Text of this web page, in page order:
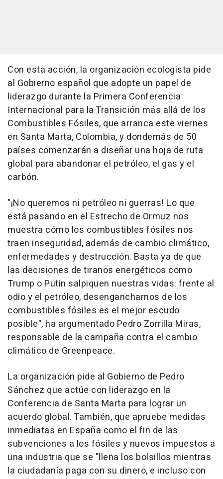
Con esta acción, la organización ecologista pide
al Gobierno español que adopte un papel de
liderazgo durante la Primera Conferencia
Internacional para la Transición más allá de los
Combustibles Fósiles, que arranca este viernes
en Santa Marta, Colombia, y dondemás de 50
países comenzarán a diseñar una hoja de ruta
global para abandonar el petróleo, el gas y el
carbón.
"¡No queremos ni petróleo ni guerras! Lo que
está pasando en el Estrecho de Ormuz nos
muestra cómo los combustibles fósiles nos
traen inseguridad, además de cambio climático,
enfermedades y destrucción. Basta ya de que
las decisiones de tiranos energéticos como
Trump o Putin salpiquen nuestras vidas: frente al
odio y el petróleo, desengancharnos de los
combustibles fósiles es el mejor escudo
posible", ha argumentado Pedro Zorrilla Miras,
responsable de la campaña contra el cambio
climático de Greenpeace.
La organización pide al Gobierno de Pedro
Sánchez que actúe con liderazgo en la
Conferencia de Santa Marta para lograr un
acuerdo global. También, que apruebe medidas
inmediatas en España como el fin de las
subvenciones a los fósiles y nuevos impuestos a
una industria que se "llena los bolsillos mientras
la ciudadanía paga con su dinero, e incluso con